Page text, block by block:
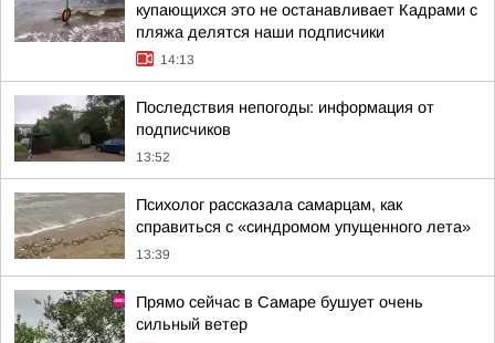
купающихся это не останавливает Кадрами с
пляжа делятся наши подписчики
14:13
Последствия непогоды: информация от
подписчиков
13:52
Психолог рассказала самарцам, как
справиться с «синдромом упущенного лета»
13:39
Прямо сейчас в Самаре бушует очень
сильный ветер